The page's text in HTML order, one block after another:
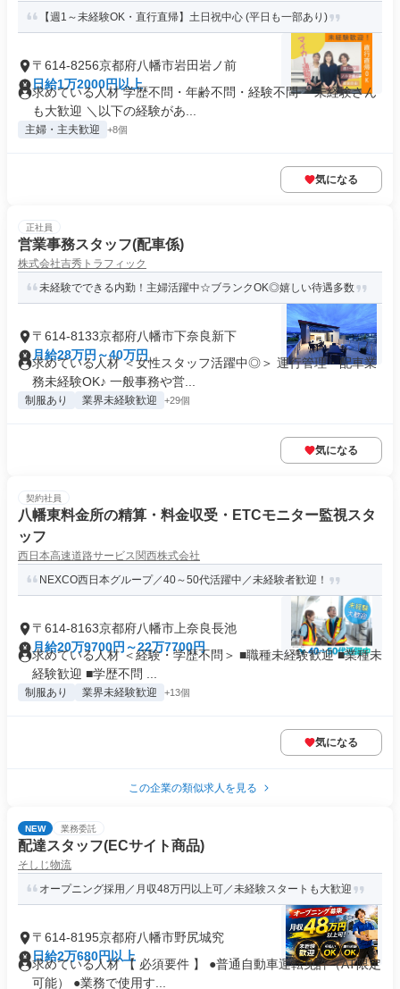
【週1～未経験OK・直行直帰】土日祝中心 (平日も一部あり)
〒614-8256京都府八幡市岩田岩ノ前
日給1万2000円以上
求めている人材 学歴不問・年齢不問・経験不問 ＊未経験さん
も大歓迎 ＼以下の経験があ...
主婦・主夫歓迎 +8個
気になる
正社員
営業事務スタッフ(配車係)
株式会社吉秀トラフィック
未経験でできる内勤！主婦活躍中☆ブランクOK◎嬉しい待遇多数
〒614-8133京都府八幡市下奈良新下
月給28万円～40万円
求めている人材 ＜女性スタッフ活躍中◎＞ 運行管理・配車業
務未経験OK♪ 一般事務や営...
制服あり 業界未経験歓迎 +29個
気になる
契約社員
八幡東料金所の精算・料金収受・ETCモニター監視スタ
ッフ
西日本高速道路サービス関西株式会社
NEXCO西日本グループ／40～50代活躍中／未経験者歓迎！
〒614-8163京都府八幡市上奈良長池
月給20万9700円～22万7700円
求めている人材 ＜経験・学歴不問＞ ■職種未経験歓迎 ■業種未
経験歓迎 ■学歴不問 ...
制服あり 業界未経験歓迎 +13個
気になる
この企業の類似求人を見る
NEW 業務委託
配達スタッフ(ECサイト商品)
そしじ物流
オープニング採用／月収48万円以上可／未経験スタートも大歓迎
〒614-8195京都府八幡市野尻城究
日給2万680円以上
求めている人材 【 必須要件 】 ●普通自動車運転免許（AT限定
可能） ●業務で使用す...